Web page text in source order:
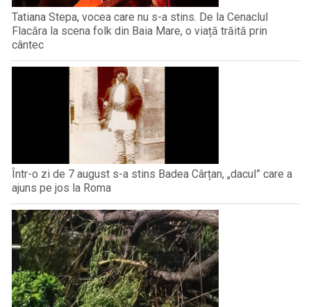
Tatiana Stepa, vocea care nu s-a stins. De la Cenaclul
Flacăra la scena folk din Baia Mare, o viață trăită prin
cântec
Într-o zi de 7 august s-a stins Badea Cârțan, „dacul” care a
ajuns pe jos la Roma